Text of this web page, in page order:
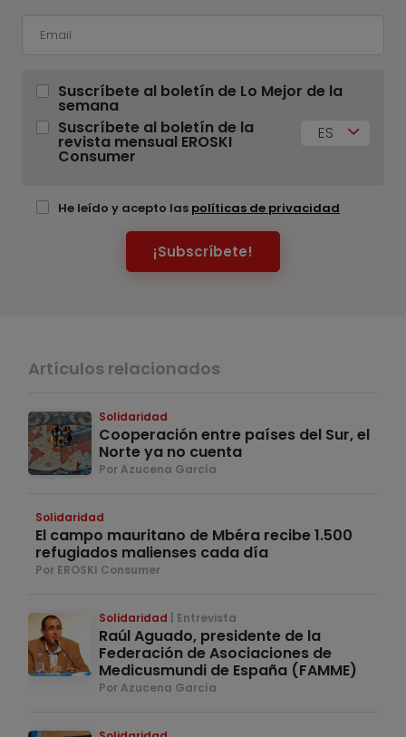
Suscríbete al boletín de Lo Mejor de la
semana
Suscríbete al boletín de la
revista mensual EROSKI
Consumer
ES
He leído y acepto las políticas de privacidad
¡Subscríbete!
Artículos relacionados
Solidaridad
Cooperación entre países del Sur, el
Norte ya no cuenta
Por Azucena García
Solidaridad
El campo mauritano de Mbéra recibe 1.500
refugiados malienses cada día
Por EROSKI Consumer
Solidaridad Entrevista
Raúl Aguado, presidente de la
Federación de Asociaciones de
Medicusmundi de España (FAMME)
Por Azucena García